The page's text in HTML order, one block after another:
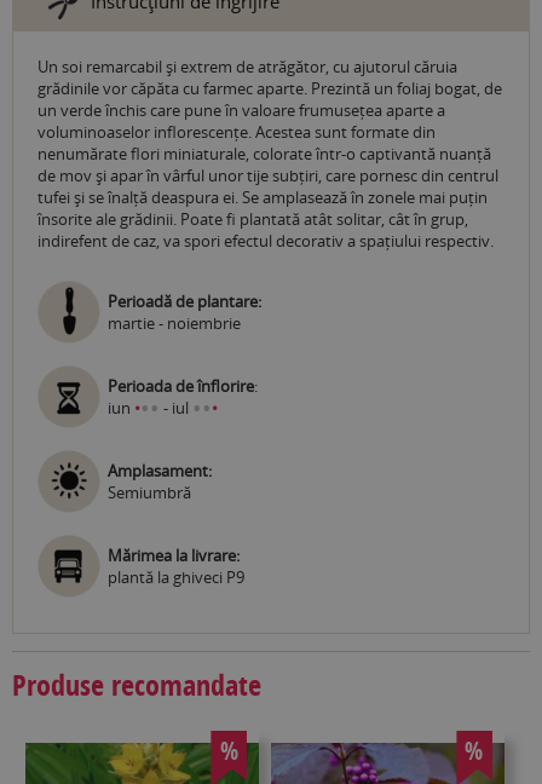
Un soi remarcabil și extrem de atrăgător, cu ajutorul căruia
grădinile vor căpăta cu farmec aparte. Prezintă un foliaj bogat, de
un verde închis care pune în valoare frumusețea aparte a
voluminoaselor inflorescențe. Acestea sunt formate din
nenumărate flori miniaturale, colorate într-o captivantă nuanță
de mov și apar în vârful unor tije subțiri, care pornesc din centrul
tufei și se înalță deaspura ei. Se amplasează în zonele mai puțin
însorite ale grădinii. Poate fi plantată atât solitar, cât în grup,
indirefent de caz, va spori efectul decorativ a spațiului respectiv.
Perioadă de plantare:
martie - noiembrie
Perioada de înflorire:
iun ••• - iul •••
Amplasament:
Semiumbră
Mărimea la livrare:
plantă la ghiveci P9
Produse recomandate
% %